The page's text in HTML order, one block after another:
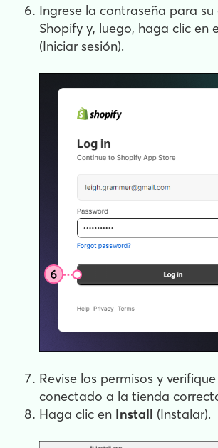
Ingrese la contraseña para
Shopify y, luego, haga clic en
(Iniciar sesión).
Revise los permisos y
conectado a la tienda
Haga clic en Install (Instalar).